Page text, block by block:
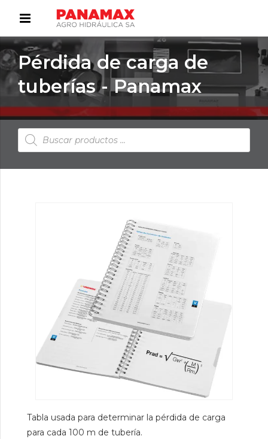
Pérdida de carga de
tuberías - Panamax
Búsqueda
de
Tabla usada para determinar la pérdida de carga
para cada 100 m de tubería.